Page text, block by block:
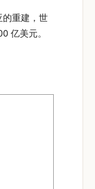
的重建，世
亿美元。